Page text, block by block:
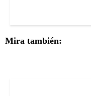
Mira también: